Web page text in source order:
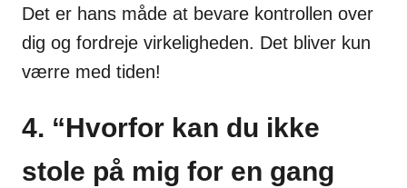
Det er hans måde at bevare kontrollen over
dig og fordreje virkeligheden. Det bliver kun
værre med tiden!
4. “Hvorfor kan du ikke
stole på mig for en gang